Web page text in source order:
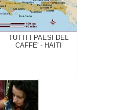
TUTTI I PAESI DEL
CAFFE' - HAITI